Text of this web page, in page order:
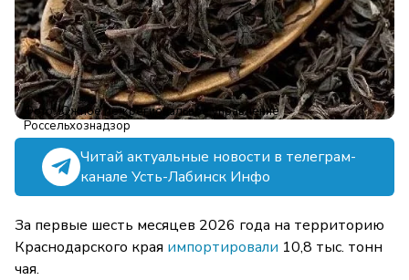
Фото: Южное межрегиональное управление
Россельхознадзор
Читай актуальные новости в телеграм-
канале Усть-Лабинск Инфо
За первые шесть месяцев 2026 года на территорию
Краснодарского края импортировали 10,8 тыс. тонн
чая.